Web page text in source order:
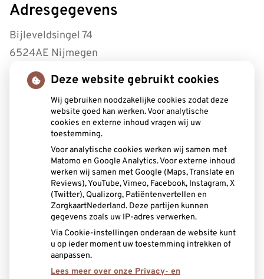
Adresgegevens
Bijleveldsingel 74
6524AE Nijmegen
Tel:0243221430
Openingstijden
Maandag:
8.30 - 17.00
Woensdag:
8.30 - 17.00
Donderdag:
8.30 - 12.30
8.30 - 12.00
Aangesloten bij:
Deze website gebruikt cookies
Wij gebruiken noodzakelijke cookies zodat deze
website goed kan werken. Voor analytische
cookies en externe inhoud vragen wij uw
toestemming.
Voor analytische cookies werken wij samen met
Matomo en Google Analytics. Voor externe inhoud
werken wij samen met Google (Maps, Translate en
Reviews), YouTube, Vimeo, Facebook, Instagram, X
(Twitter), Qualizorg, Patiëntenvertellen en
ZorgkaartNederland. Deze partijen kunnen
gegevens zoals uw IP-adres verwerken.
Via Cookie-instellingen onderaan de website kunt
u op ieder moment uw toestemming intrekken of
aanpassen.
Lees meer over onze Privacy- en